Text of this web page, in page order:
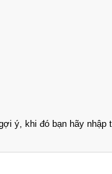
ý, khi đó bạn hãy